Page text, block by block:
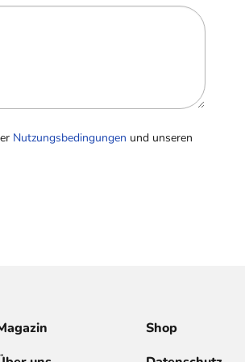
Nutzungsbedingungen und unseren
Shop